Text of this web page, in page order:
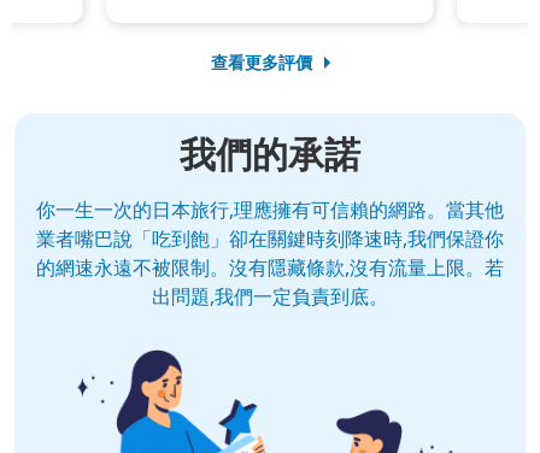
查看更多評價
我們的承諾
你一生一次的日本旅行,理應擁有可信賴的網路。當其他
業者嘴巴說「吃到飽」卻在關鍵時刻降速時,我們保證你
的網速永遠不被限制。沒有隱藏條款,沒有流量上限。若
出問題,我們一定負責到底。